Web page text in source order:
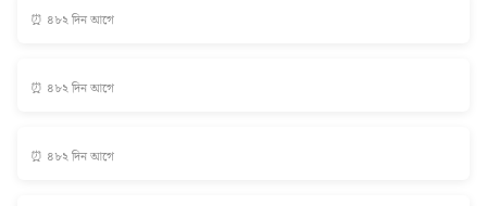
⏰ ৪৮২ দিন আগে
⏰ ৪৮২ দিন আগে
⏰ ৪৮২ দিন আগে